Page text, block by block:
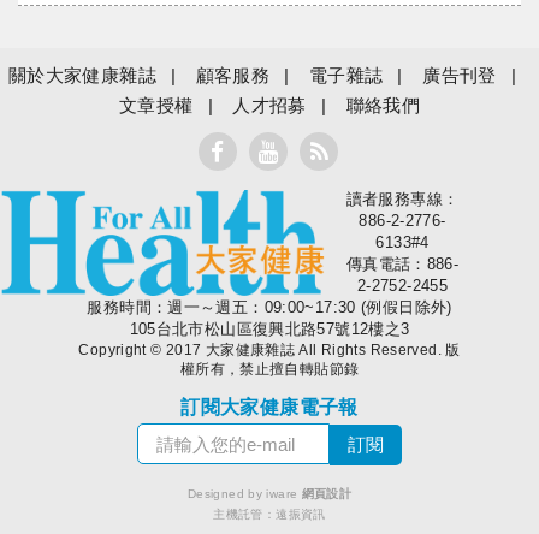
關於大家健康雜誌 顧客服務 電子雜誌
廣告刊登
文章授權
人才招募 聯絡我們
大家健康
讀者服務專線：
886-2-2776-
6133#4
傳真電話：886-
2-2752-2455
服務時間：週一～週五：09:00~17:30 (例假日除外)
105台北市松山區復興北路57號12樓之3
Copyright © 2017 大家健康雜誌 All Rights Reserved. 版
權所有，禁止擅自轉貼節錄
訂閱大家健康電子報
Designed by iware 網頁設計
主機託管：遠振資訊